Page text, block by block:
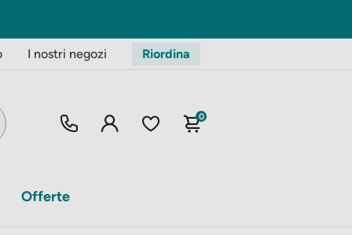
I nostri negozi Riordina
0
Offerte